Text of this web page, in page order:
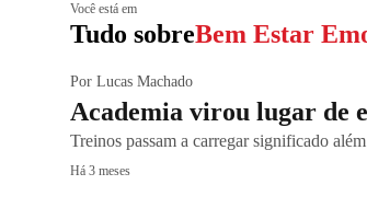
Você está em
Tudo sobreBem Estar
Por Lucas Machado
Academia virou lugar de
Treinos passam a carregar significado
Há 3 meses